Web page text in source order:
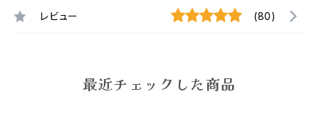
レビュー (80)
最近チェックした商品